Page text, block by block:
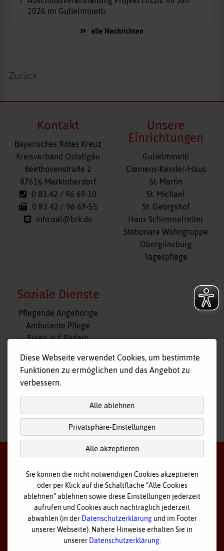
2026 im Gulielminetti.
alle Nachrichten
Zurück
Kontakt
Bayerisches Rotes Kreuz
Kreisverband Ostallgäu
Beethovenstraße 2
87616 Marktoberdorf
0 83 42 / 96 69-10
0 83 42 / 96 69-55
info.oal@brk.de
Unsere
Einrichtungen
Navigation
überspringen
Gulielminetti
Clemens-Kessler-Haus
St. Martin
St. Michael
St. Georgshof
Haus Schimmelreiter
Stationäre Wohngruppe
Obergünzburg
Tagespflege
Soziale Dienste
Navigation
überspringen
Pflegende Angehörige
Ambulante Pflege
Essen auf Rädern
Tagespflege
Hausnotruf
nach oben
2026 Bayerisches Rotes Kreuz - Kreisverband Ostallgäu
Datenschutz
Cookie Einstellungen
Diese Webseite verwendet Cookies, um bestimmte
Funktionen zu ermöglichen und das Angebot zu
verbessern.
Alle ablehnen
Privatsphäre-Einstellungen
Alle akzeptieren
Sie können die nicht notwendigen Cookies akzeptieren
oder per Klick auf die Schaltfläche “Alle Cookies
ablehnen” ablehnen sowie diese Einstellungen jederzeit
aufrufen und Cookies auch nachträglich jederzeit
abwählen (in der Datenschutzerklärungund im Footer
unserer Webseite). Nähere Hinweise erhalten Sie in
unserer Datenschutzerklärung.